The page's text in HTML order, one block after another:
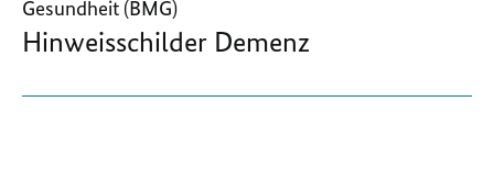
Gesundheit (BMG)
Hinweisschilder Demenz